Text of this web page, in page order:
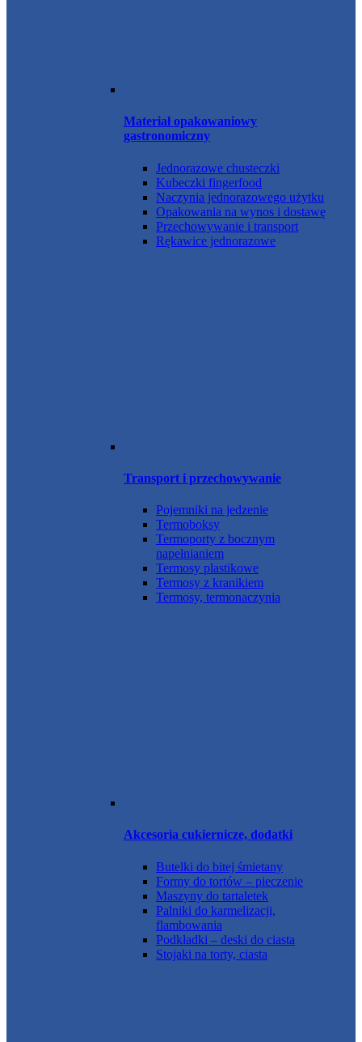
Materiał opakowaniowy
gastronomiczny
Jednorazowe chusteczki
Kubeczki fingerfood
Naczynia jednorazowego użytku
Opakowania na wynos i dostawę
Przechowywanie i transport
Rękawice jednorazowe
Transport i przechowywanie
Pojemniki na jedzenie
Termoboksy
Termoporty z bocznym
napełnianiem
Termosy plastikowe
Termosy z kranikiem
Termosy, termonaczynia
Akcesoria cukiernicze, dodatki
Butelki do bitej śmietany
Formy do tortów – pieczenie
Maszyny do tartaletek
Palniki do karmelizacji,
flambowania
Podkładki – deski do ciasta
Stojaki na torty, ciasta